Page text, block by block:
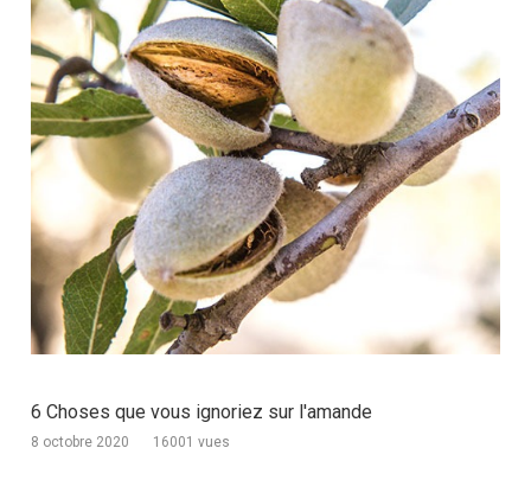
6 Choses que vous ignoriez sur l'amande
8 octobre 2020 16001 vues